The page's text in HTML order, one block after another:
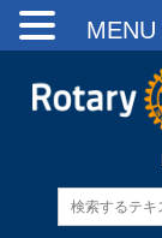
MENU